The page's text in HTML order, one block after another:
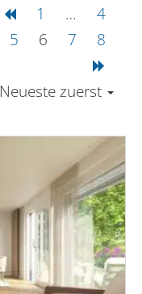
1 …
4
5
6 7 8
Neueste zuerst